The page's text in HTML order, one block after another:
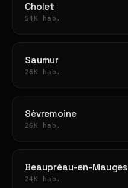
Cholet
54K hab.
Saumur
26K hab.
Sèvremoine
26K hab.
Beaupréau-en-Mauges
24K hab.